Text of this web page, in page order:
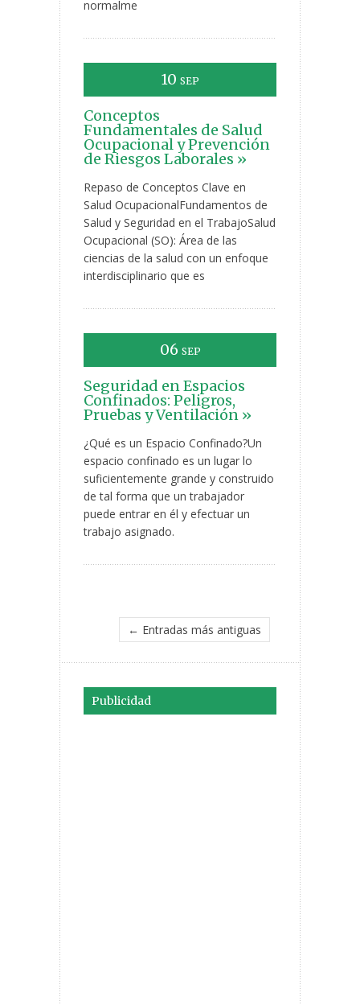
normalme
10 SEP
Conceptos
Fundamentales de Salud
Ocupacional y Prevención
de Riesgos Laborales »
Repaso de Conceptos Clave en
Salud OcupacionalFundamentos de
Salud y Seguridad en el TrabajoSalud
Ocupacional (SO): Área de las
ciencias de la salud con un enfoque
interdisciplinario que es
06 SEP
Seguridad en Espacios
Confinados: Peligros,
Pruebas y Ventilación »
¿Qué es un Espacio Confinado?Un
espacio confinado es un lugar lo
suficientemente grande y construido
de tal forma que un trabajador
puede entrar en él y efectuar un
trabajo asignado.
← Entradas más antiguas
Publicidad